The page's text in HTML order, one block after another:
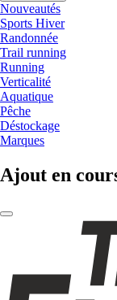
Nouveautés
Sports Hiver
Randonnée
Trail running
Running
Verticalité
Aquatique
Pêche
Déstockage
Marques
Ajout en